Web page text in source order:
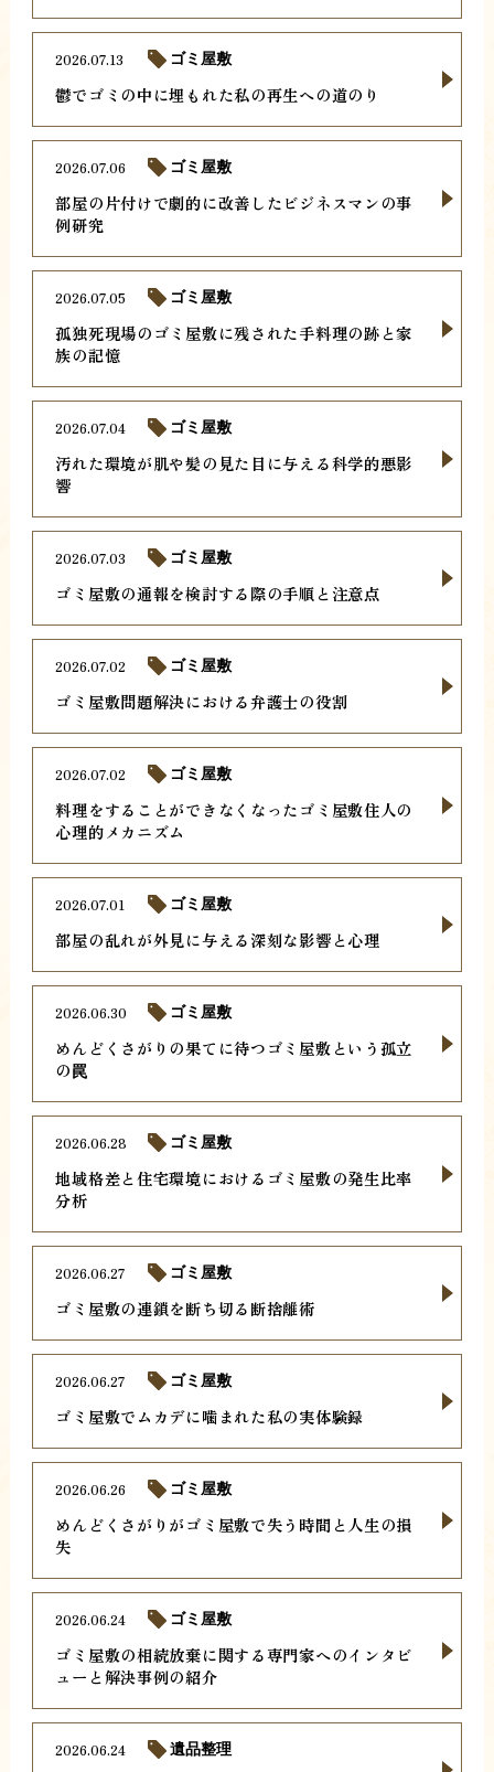
鬱でゴミの中に埋もれた私の再生への道のり
2026.07.13 ゴミ屋敷
部屋の片付けで劇的に改善したビジネスマンの事
例研究
2026.07.06 ゴミ屋敷
孤独死現場のゴミ屋敷に残された手料理の跡と家
族の記憶
2026.07.05 ゴミ屋敷
汚れた環境が肌や髪の見た目に与える科学的悪影
響
2026.07.04 ゴミ屋敷
ゴミ屋敷の通報を検討する際の手順と注意点
2026.07.03 ゴミ屋敷
ゴミ屋敷問題解決における弁護士の役割
2026.07.02 ゴミ屋敷
料理をすることができなくなったゴミ屋敷住人の
心理的メカニズム
2026.07.02 ゴミ屋敷
部屋の乱れが外見に与える深刻な影響と心理
2026.07.01 ゴミ屋敷
めんどくさがりの果てに待つゴミ屋敷という孤立
の罠
2026.06.30 ゴミ屋敷
地域格差と住宅環境におけるゴミ屋敷の発生比率
分析
2026.06.28 ゴミ屋敷
ゴミ屋敷の連鎖を断ち切る断捨離術
2026.06.27 ゴミ屋敷
ゴミ屋敷でムカデに噛まれた私の実体験録
2026.06.27 ゴミ屋敷
めんどくさがりがゴミ屋敷で失う時間と人生の損
失
2026.06.26 ゴミ屋敷
ゴミ屋敷の相続放棄に関する専門家へのインタビ
ューと解決事例の紹介
2026.06.24 ゴミ屋敷
2026.06.24 遺品整理